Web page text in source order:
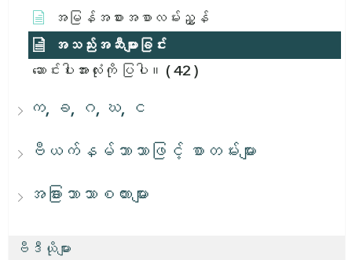
အမြန်အစားအစာလမ်းညွှန်
အသည်းအဆီများခြင်း
ဆောင်းပါးအားလုံးကို ပြပါ။ ( 42 )
က, ခ, ဂ, ဃ, င
ဗီယက်နမ်ဘာသာဖြင့် စာတမ်းများ
အခြားဘာသာစကားများ
ဗီဒီယိုများ